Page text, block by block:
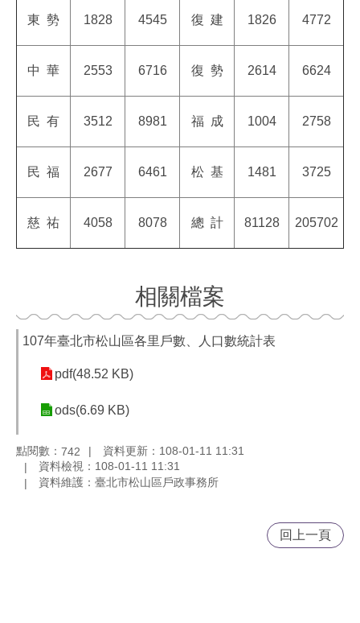
東 勢 1828 4545 復 建 1826 4772
中 華 2553 6716 復 勢 2614 6624
民 有 3512 8981 福 成 1004 2758
民 福 2677 6461 松 基 1481 3725
慈 祐 4058 8078 總 計 81128 205702
相關檔案
107年臺北市松山區各里戶數、人口數統計表
pdf(48.52 KB)
ods(6.69 KB)
點閱數： 742
資料更新：108-01-11 11:31
資料檢視：108-01-11 11:31
資料維護：臺北市松山區戶政事務所
回上一頁